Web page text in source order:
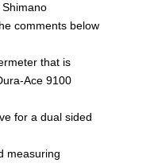
comments below
that is
Ace 9100
for a dual sided
measuring